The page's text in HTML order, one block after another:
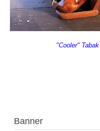
"Cooler"
Banner